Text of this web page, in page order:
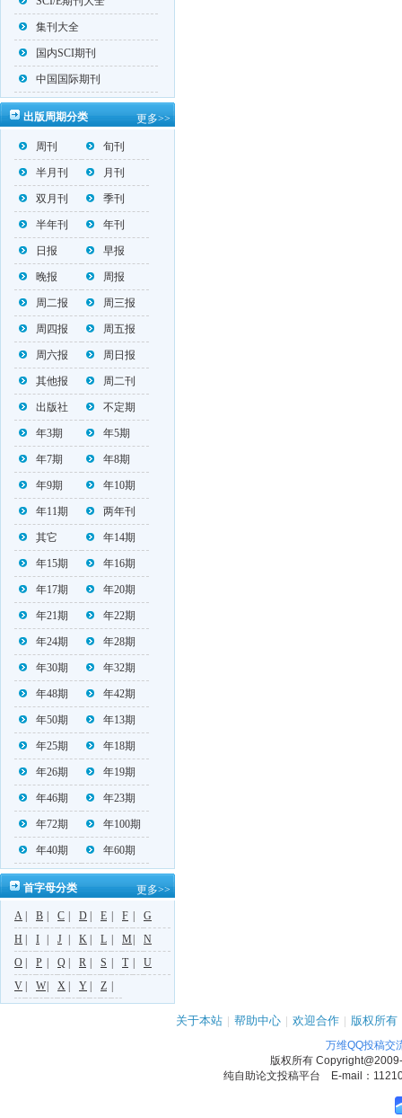
集刊大全
国内SCI期刊
中国国际期刊
出版周期分类 更多>>
周刊 旬刊
半月刊 月刊
双月刊 季刊
半年刊 年刊
日报 早报
晚报 周报
周二报 周三报
周四报 周五报
周六报 周日报
其他报 周二刊
出版社 不定期
年3期 年5期
年7期 年8期
年9期 年10期
年11期 两年刊
其它 年14期
年15期 年16期
年17期 年20期
年21期 年22期
年24期 年28期
年30期 年32期
年48期 年42期
年50期 年13期
年25期 年18期
年26期 年19期
年46期 年23期
年72期 年100期
年40期 年60期
首字母分类 更多>>
A B C D E F
G
H
I J K L M
N
O
P Q R S T
U
V
W X Y Z
关于本站 | 帮助中心 | 欢迎合作 | 版权所有
万维QQ投稿交
版权所有
纯自助论文投稿平台 E-mail：